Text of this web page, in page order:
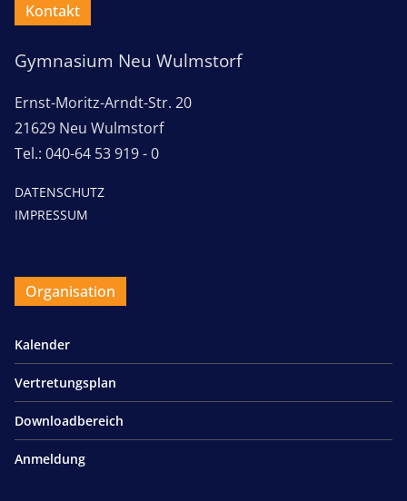
Kontakt
Gymnasium Neu Wulmstorf
Ernst-Moritz-Arndt-Str. 20
21629 Neu Wulmstorf
Tel.: 040-64 53 919 - 0
DATENSCHUTZ
IMPRESSUM
Organisation
Kalender
Vertretungsplan
Downloadbereich
Anmeldung